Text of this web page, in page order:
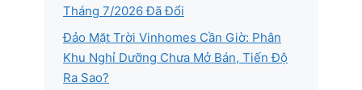
Tháng 7/2026 Đã Đổi
Đảo Mặt Trời Vinhomes Cần Giờ: Phân
Khu Nghỉ Dưỡng Chưa Mở Bán, Tiến Độ
Ra Sao?